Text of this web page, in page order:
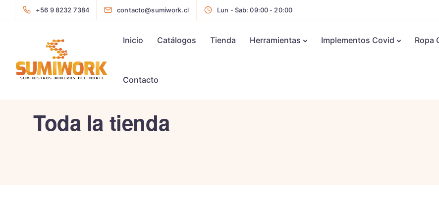
+56 9 8232 7384 contacto@sumiwork.cl Lun - Sab: 09:00 - 20:00
Inicio Catálogos Tienda Herramientas Implementos Covid Ropa
Contacto
Toda la tienda